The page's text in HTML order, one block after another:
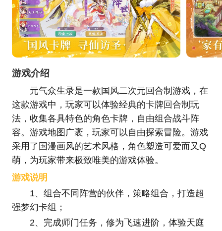
游戏介绍
元气众生录是一款国风二次元回合制游戏，在
这款游戏中，玩家可以体验经典的卡牌回合制玩
法，收集各具特色的角色卡牌，自由组合战斗阵
容。游戏地图广袤，玩家可以自由探索冒险。游戏
采用了国漫画风的艺术风格，角色塑造可爱而又Q
萌，为玩家带来极致唯美的游戏体验。
游戏说明
1、组合不同阵营的伙伴，策略组合，打造超
强梦幻卡组；
2、完成师门任务，修为飞速进阶，体验天庭